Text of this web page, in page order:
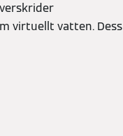
virtuellt vatten. Dess